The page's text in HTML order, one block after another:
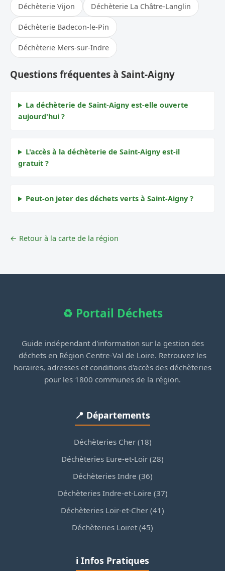
Déchèterie Vijon Déchèterie La Châtre-Langlin
Déchèterie Badecon-le-Pin
Déchèterie Mers-sur-Indre
Questions fréquentes à Saint-Aigny
La déchèterie de Saint-Aigny est-elle ouverte
aujourd'hui ?
L'accès à la déchèterie de Saint-Aigny est-il
gratuit ?
Peut-on jeter des déchets verts à Saint-Aigny ?
← Retour à la carte de la région
♻️ Portail Déchets
Guide indépendant d'information sur la gestion des
déchets en Région Centre-Val de Loire. Retrouvez les
horaires, adresses et conditions d'accès des déchèteries
pour les 1800 communes de la région.
📍 Départements
Déchèteries Cher (18)
Déchèteries Eure-et-Loir (28)
Déchèteries Indre (36)
Déchèteries Indre-et-Loire (37)
Déchèteries Loir-et-Cher (41)
Déchèteries Loiret (45)
ℹ️ Infos Pratiques